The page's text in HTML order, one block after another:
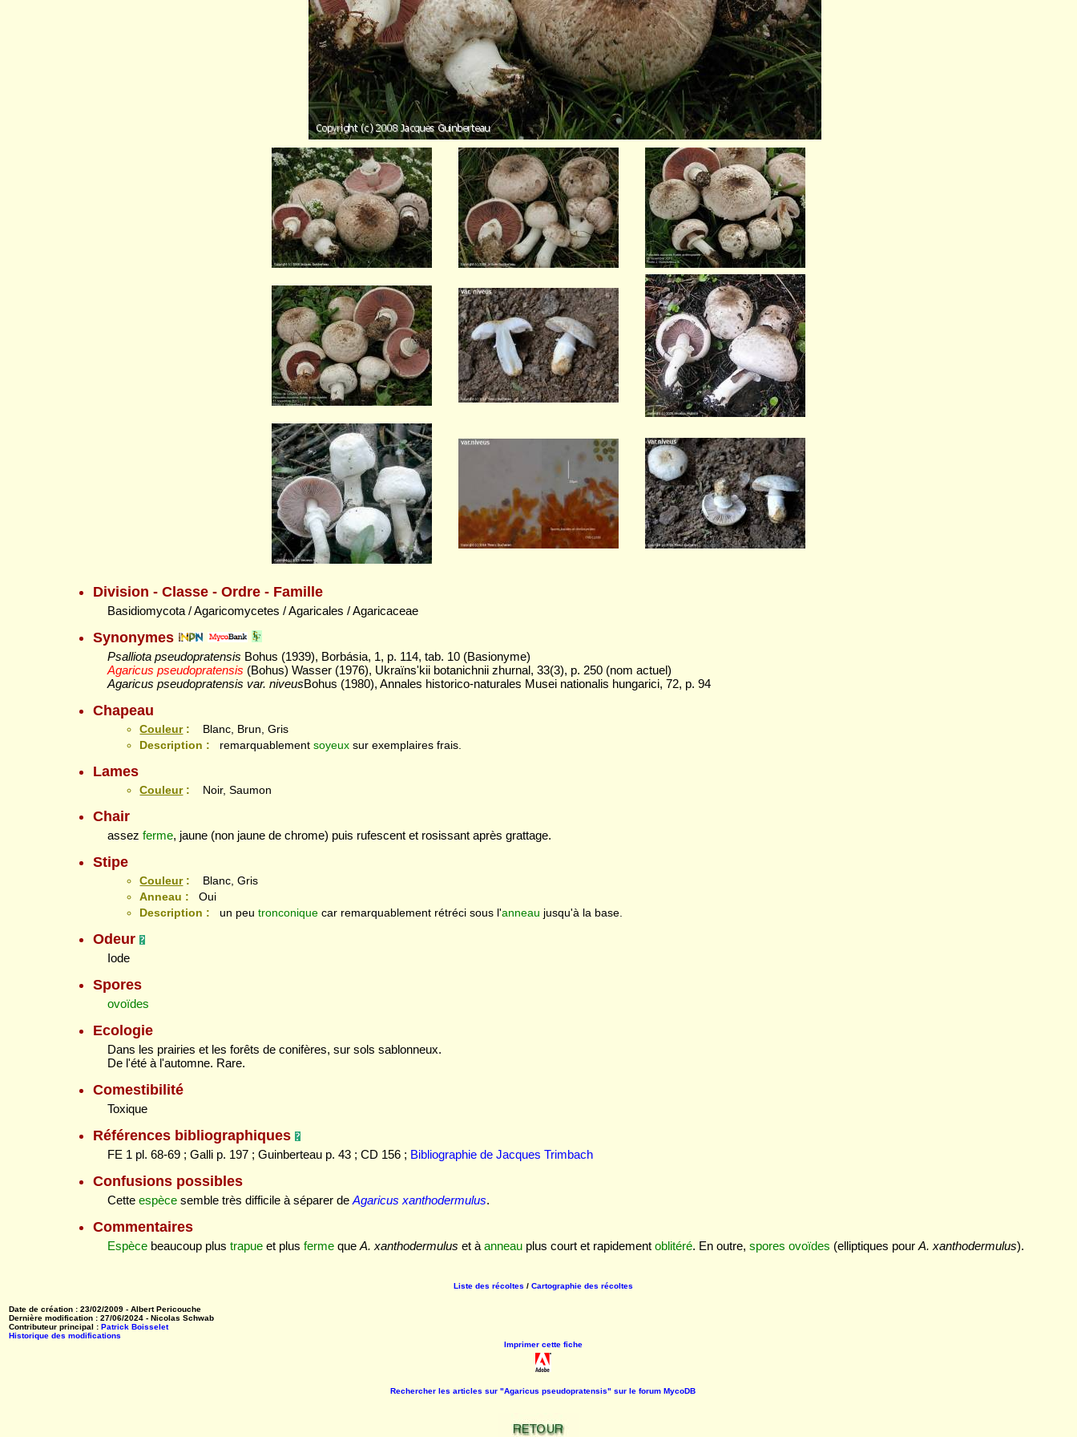
Division - Classe - Ordre - Famille
Basidiomycota / Agaricomycetes / Agaricales / Agaricaceae
Synonymes
Psalliota pseudopratensis Bohus (1939), Borbásia, 1, p. 114, tab. 10 (Basionyme)
Agaricus pseudopratensis (Bohus) Wasser (1976), Ukraïns'kii botanichnii zhurnal, 33(3), p. 250 (nom actuel)
Agaricus pseudopratensis var. niveusBohus (1980), Annales historico-naturales Musei nationalis hungarici, 72, p. 94
Chapeau
Couleur:
Blanc, Brun, Gris
Description :
remarquablement soyeuxsur exemplaires frais.
Lames
Couleur: Noir, Saumon
Chair
assezferme, jaune (non jaune de chrome) puis rufescent et rosissant après grattage.
Stipe
Couleur:
Blanc, Gris
Anneau :
Oui
Description :
un peu tronconiquecar remarquablement rétréci sous l'anneau jusqu'à la base.
Odeur
Iode
Spores
ovoïdes
Ecologie
Dans les prairies et les forêts de conifères, sur sols sablonneux.
De l'été à l'automne. Rare.
Comestibilité
Toxique
Références bibliographiques
FE 1 pl. 68-69 ; Galli p. 197 ; Guinberteau p. 43 ; CD 156 ; Bibliographie de Jacques Trimbach
Confusions possibles
Cetteespèce semble très difficile à séparer deAgaricus xanthodermulus.
Commentaires
Espèce beaucoup plustrapue et plusferme queA. xanthodermulus et àanneau plus court et rapidementoblitéré. En outre,spores ovoïdes (elliptiques pourA. xanthodermulus).
Liste des récoltes / Cartographie des récoltes
Date de création : 23/02/2009 - Albert Pericouche
Dernière modification : 27/06/2024 - Nicolas Schwab
Contributeur principal :Patrick Boisselet
Historique des modifications
Imprimer cette fiche
Rechercher les articles sur "Agaricus pseudopratensis" sur le forum MycoDB